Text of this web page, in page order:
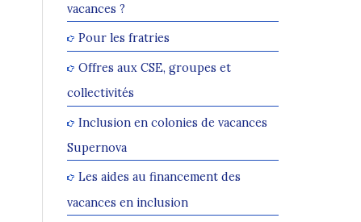
vacances ?
Pour les fratries
Offres aux CSE, groupes et
collectivités
Inclusion en colonies de vacances
Supernova
Les aides au financement des
vacances en inclusion